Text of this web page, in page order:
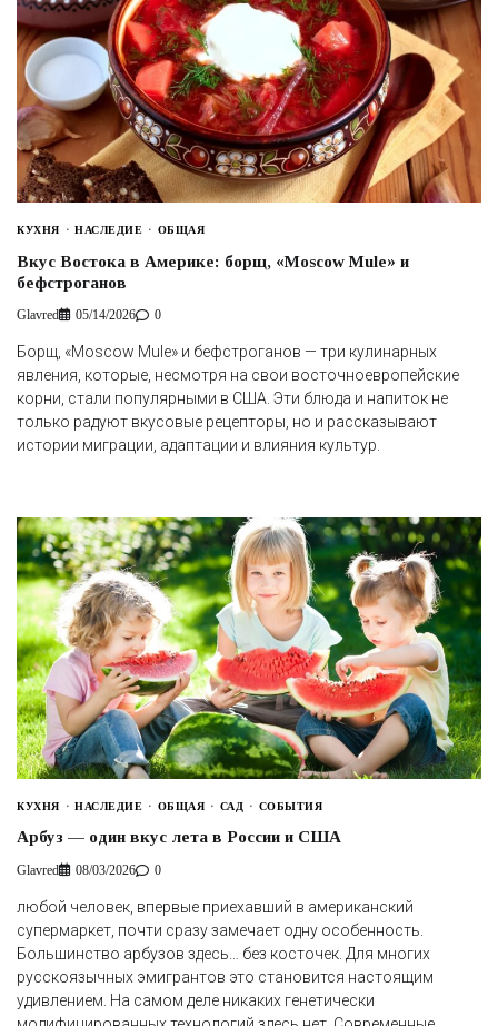
КУХНЯ НАСЛЕДИЕ ОБЩАЯ
Вкус Востока в Америке: борщ, «Moscow Mule» и
бефстроганов
Glavred 05/14/2026 0
Борщ, «Moscow Mule» и бефстроганов — три кулинарных
явления, которые, несмотря на свои восточноевропейские
корни, стали популярными в США. Эти блюда и напиток не
только радуют вкусовые рецепторы, но и рассказывают
истории миграции, адаптации и влияния культур.
КУХНЯ НАСЛЕДИЕ ОБЩАЯ САД СОБЫТИЯ
Арбуз — один вкус лета в России и США
Glavred 08/03/2026 0
любой человек, впервые приехавший в американский
супермаркет, почти сразу замечает одну особенность.
Большинство арбузов здесь… без косточек. Для многих
русскоязычных эмигрантов это становится настоящим
удивлением. На самом деле никаких генетически